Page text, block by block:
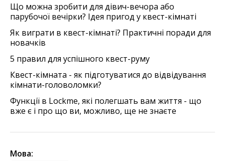
Що можна зробити для дівич-вечора або
парубочої вечірки? Ідея пригод у квест-кімнаті
Як виграти в квест-кімнаті? Практичні поради для
новачків
5 правил для успішного квест-руму
Квест-кімната - як підготуватися до відвідування
кімнати-головоломки?
Функції в Lockme, які полегшать вам життя - що
вже є і про що ви, можливо, ще не знаєте
Мова: